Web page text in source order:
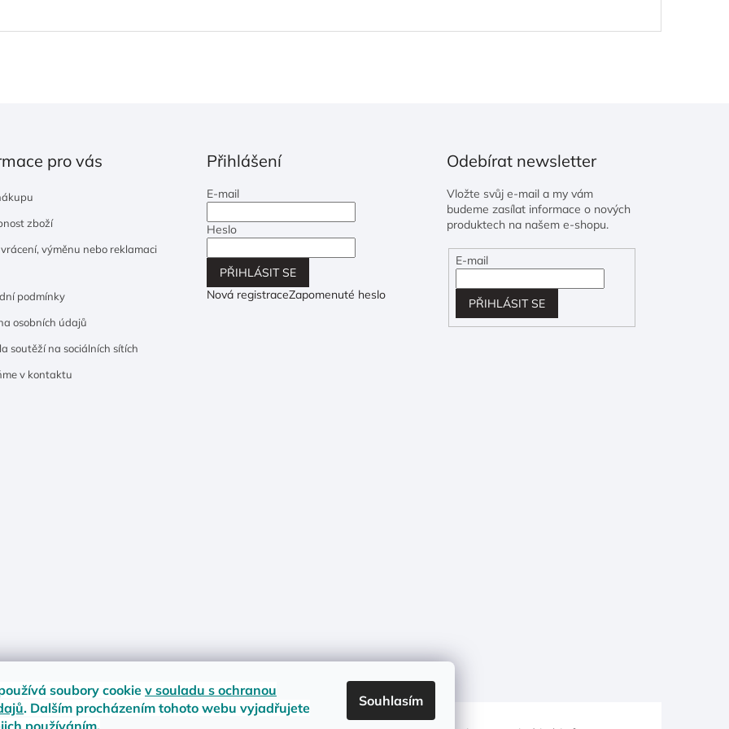
soubory cookiev souladu s ochranou
. Dalším procházením tohoto webu vyjadřujete
používáním.
Souhlasím
pro vás
zboží
vrácení, výměnu nebo reklamaci
podmínky
osobních údajů
soutěží na sociálních sítích
v kontaktu
Přihlášení
E-mail
Heslo
PŘIHLÁSIT SE
Nová registraceZapomenuté heslo
Odebírat newsletter
Vložte svůj e-mail a my vám
budeme zasílat informace o nových
produktech na našem e-shopu.
E-mail
PŘIHLÁSIT SE